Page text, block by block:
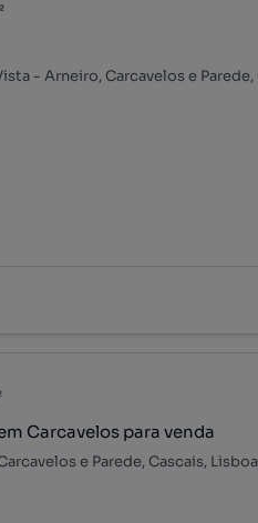
Carcavelos para venda
e Parede, Cascais, Lisboa